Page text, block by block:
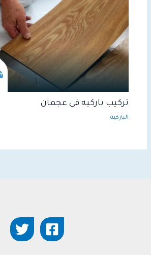
تركيب باركيه في عجمان
الباركية